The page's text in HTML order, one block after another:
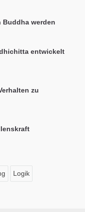
Buddha werden
entwickelt
zu
Logik